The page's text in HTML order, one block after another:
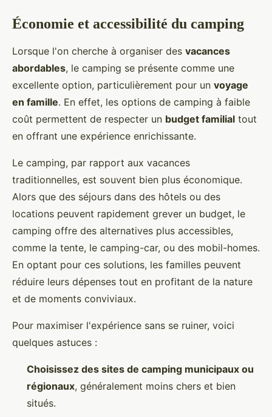
Économie et accessibilité du camping
Lorsque l'on cherche à organiser des vacances
abordables, le camping se présente comme une
excellente option, particulièrement pour un voyage
en famille. En effet, les options de camping à faible
coût permettent de respecter un budget familial tout
en offrant une expérience enrichissante.
Le camping, par rapport aux vacances
traditionnelles, est souvent bien plus économique.
Alors que des séjours dans des hôtels ou des
locations peuvent rapidement grever un budget, le
camping offre des alternatives plus accessibles,
comme la tente, le camping-car, ou des mobil-homes.
En optant pour ces solutions, les familles peuvent
réduire leurs dépenses tout en profitant de la nature
et de moments conviviaux.
Pour maximiser l'expérience sans se ruiner, voici
quelques astuces :
Choisissez des sites de camping municipaux ou
régionaux, généralement moins chers et bien
situés.